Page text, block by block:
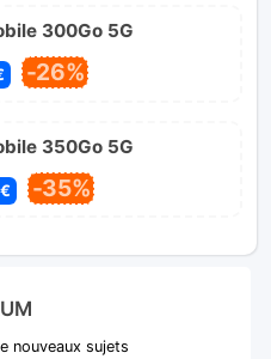
300Go 5G
-26%
350Go 5G
€ -35%
nouveaux sujets